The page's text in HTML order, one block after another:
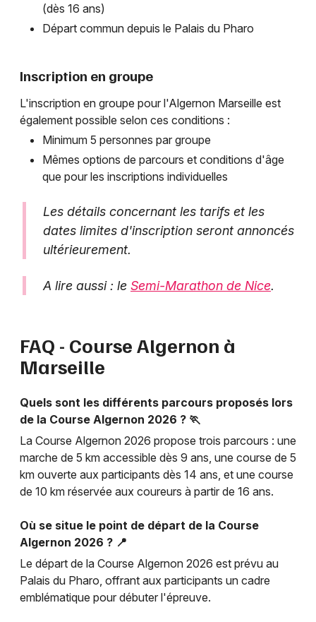
(dès 16 ans)
Départ commun depuis le Palais du Pharo
Inscription en groupe
L'inscription en groupe pour l'Algernon Marseille est
également possible selon ces conditions :
Minimum 5 personnes par groupe
Mêmes options de parcours et conditions d'âge
que pour les inscriptions individuelles
Les détails concernant les tarifs et les
dates limites d'inscription seront annoncés
ultérieurement.
A lire aussi : le Semi-Marathon de Nice.
FAQ - Course Algernon à
Marseille
Quels sont les différents parcours proposés lors
de la Course Algernon 2026 ? 🏃
La Course Algernon 2026 propose trois parcours : une
marche de 5 km accessible dès 9 ans, une course de 5
km ouverte aux participants dès 14 ans, et une course
de 10 km réservée aux coureurs à partir de 16 ans.
Où se situe le point de départ de la Course
Algernon 2026 ? 📍
Le départ de la Course Algernon 2026 est prévu au
Palais du Pharo, offrant aux participants un cadre
emblématique pour débuter l'épreuve.